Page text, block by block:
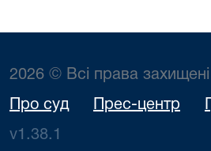
2026 © Всі права захищені
Про суд Прес-центр
v1.38.1